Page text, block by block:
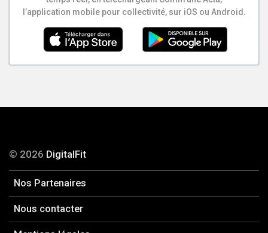
l’application mobile pour collectivité, sur iOS ou Android.
© 2026 DigitalFit
Nos Partenaires
Nous contacter